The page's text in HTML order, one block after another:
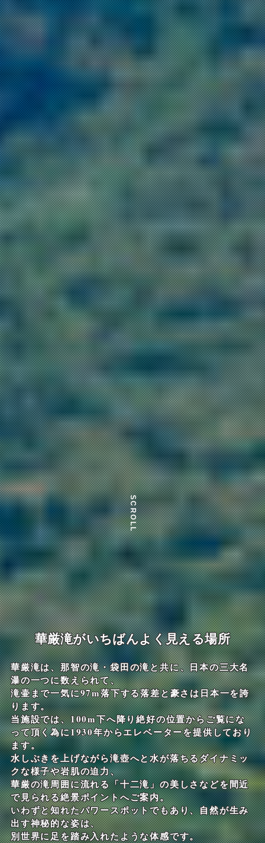
SCROLL
華厳滝がいちばんよく見える場所
華厳滝は、那智の滝・袋田の滝と共に、日本の三大名
瀑の一つに数えられて、
滝壷まで一気に97m落下する落差と豪さは日本一を誇
ります。
当施設では、100m下へ降り絶好の位置からご覧にな
って頂く為に1930年からエレベーターを提供しており
ます。
水しぶきを上げながら滝壺へと水が落ちるダイナミッ
クな様子や岩肌の迫力、
華厳の滝周囲に流れる「十二滝」の美しさなどを間近
で見られる絶景ポイントへご案内。
いわずと知れたパワースポットでもあり、自然が生み
出す神秘的な姿は、
別世界に足を踏み入れたような体感です。